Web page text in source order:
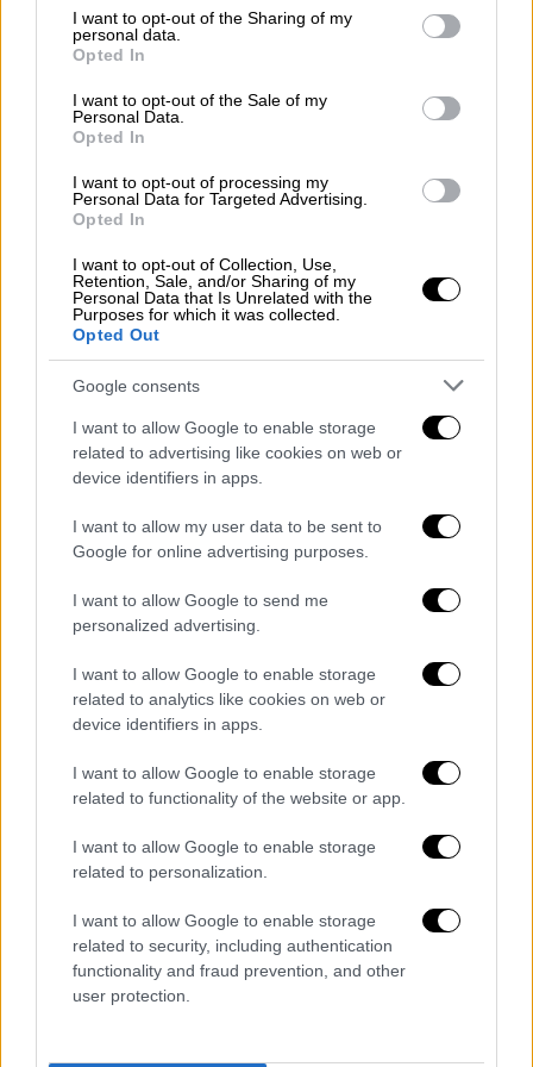
not limited to your visit or usage behaviour. You may click to
grant or deny consent to Google and its third-party tags to
use your data for below specified purposes in below Google
consent section.
I want to opt-out of the Sharing of my
personal data.
Opted In
I want to opt-out of the Sale of my
Personal Data.
Opted In
I want to opt-out of processing my
Personal Data for Targeted Advertising.
Opted In
I want to opt-out of Collection, Use,
Retention, Sale, and/or Sharing of my
Personal Data that Is Unrelated with the
Purposes for which it was collected.
Opted Out
Google consents
I want to allow Google to enable storage
related to advertising like cookies on web or
device identifiers in apps.
I want to allow my user data to be sent to
Google for online advertising purposes.
I want to allow Google to send me
personalized advertising.
I want to allow Google to enable storage
related to analytics like cookies on web or
device identifiers in apps.
I want to allow Google to enable storage
related to functionality of the website or app.
I want to allow Google to enable storage
related to personalization.
I want to allow Google to enable storage
related to security, including authentication
functionality and fraud prevention, and other
user protection.
σφυροβολίας Μιχάλης Αναστασάκης ήταν
εξαιρετικός και κατέλαβε την τρίτη θέση
χώρα. Ο αθλητής του Αλέξανδρου
Παπαδημητρίου στην τρίτη και τέταρτη βολή
του μετρήθηκε με 74.12μ. και κατέλαβε την
τρίτη θέση προσφέροντας 14 βαθμούς στην
Ελλάδα.
Πολύ καλή εμφάνιση έκανε και η Ελισάβετ
Πεσιρίδου στα 100μ. εμπόδια, η οποία
τερμάτισε έβδομη σε 13.22 χαρίζοντας στην
ομάδα 10 βαθμούς. Σημειωτέον πως οι
Βέλγοι κατέβασαν τη σφαιροβόλο (!) τους
μηδενιστούν. Ο πρωταθλητής των εμποδίων,
Κώστας Δουβαλίδης, κατετάγη δωδέκατος
με χρόνο 13.90 και έδωσε πέντε βαθμούς
στην Εθνική.
Εντυπωσιακή παρουσία είχε η νεαρή
πρωταθλήτρια των 800μ. Γεωργία
Δεσπολλάρη. Η αθλήτρια που παίζει και